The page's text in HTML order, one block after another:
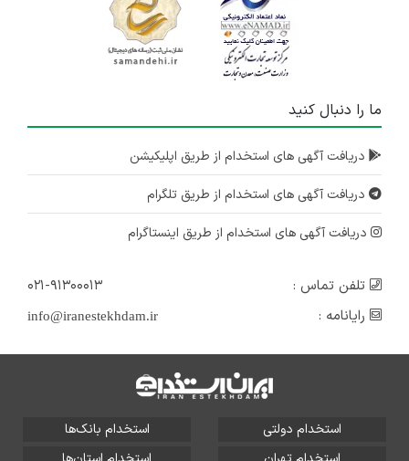
ما را دنبال کنید
دریافت آگهی های استخدام از طریق اپلیکیشن
دریافت آگهی های استخدام از طریق تلگرام
دریافت آگهی های استخدام از طریق اینستاگرام
تلفن تماس :
۰۲۱-۹۱۳۰۰۰۱۳
رایانامه :
info@iranestekhdam.ir
استخدام دولتی
استخدام بانک‌ها